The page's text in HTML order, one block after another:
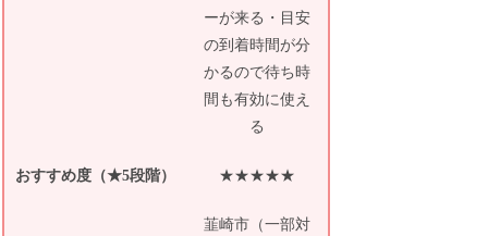
ーが来る・目安
の到着時間が分
かるので待ち時
間も有効に使え
る
おすすめ度（★5段階） ★★★★★
韮崎市（一部対